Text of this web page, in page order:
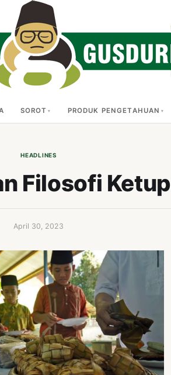
SOROT PRODUK PENGETAHUAN
HEADLINES
Filosofi
April 30, 2023